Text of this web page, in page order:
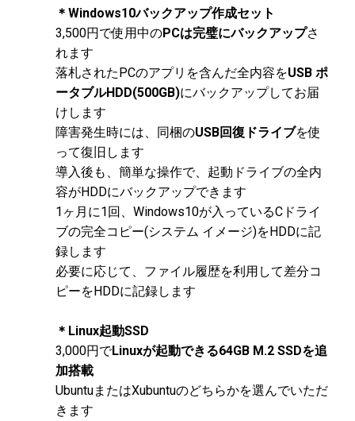
＊Windows10バックアップ作成セット
3,500円で使用中のPCは完璧にバックアップさ
れます
落札されたPCのアプリを含んだ全内容をUSB ポ
ータブルHDD(500GB)にバックアップしてお届
けします
障害発生時には、同梱のUSB回復ドライブを使
って復旧します
導入後も、簡単な操作で、起動ドライブの全内
容がHDDにバックアップできます
1ヶ月に1回、Windows10が入っているCドライ
ブの完全コピー(システム イメージ)をHDDに記
録します
必要に応じて、ファイル履歴を利用して差分コ
ピーをHDDに記録します
＊Linux起動SSD
3,000円でLinuxが起動できる64GB M.2 SSDを追
加搭載
UbuntuまたはXubuntuのどちらかを選んでいただ
きます